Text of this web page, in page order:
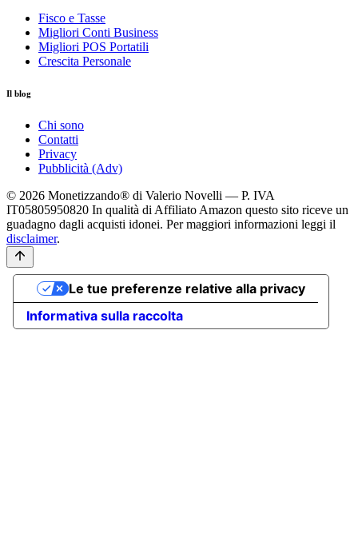
Fisco e Tasse
Migliori Conti Business
Migliori POS Portatili
Crescita Personale
Il blog
Chi sono
Contatti
Privacy
Pubblicità (Adv)
© 2026 Monetizzando® di Valerio Novelli — P. IVA
IT05805950820 In qualità di Affiliato Amazon questo sito riceve un
guadagno dagli acquisti idonei. Per maggiori informazioni leggi il
disclaimer.
Informativa sulla raccolta
Le tue preferenze relative alla privacy